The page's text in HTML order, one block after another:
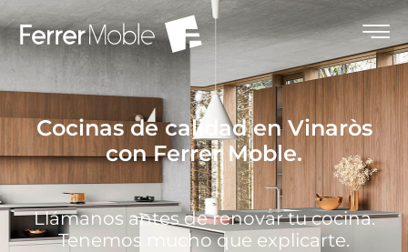
Cocinas de calidad en Vinaròs
con Ferrer Moble.
Llámanos antes de renovar tu cocina.
Tenemos mucho que explicarte.